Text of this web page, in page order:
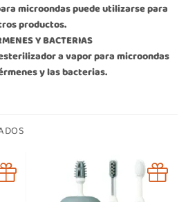
microondas puede utilizarse para
productos.
Y BACTERIAS
a vapor para microondas
y las bacterias.